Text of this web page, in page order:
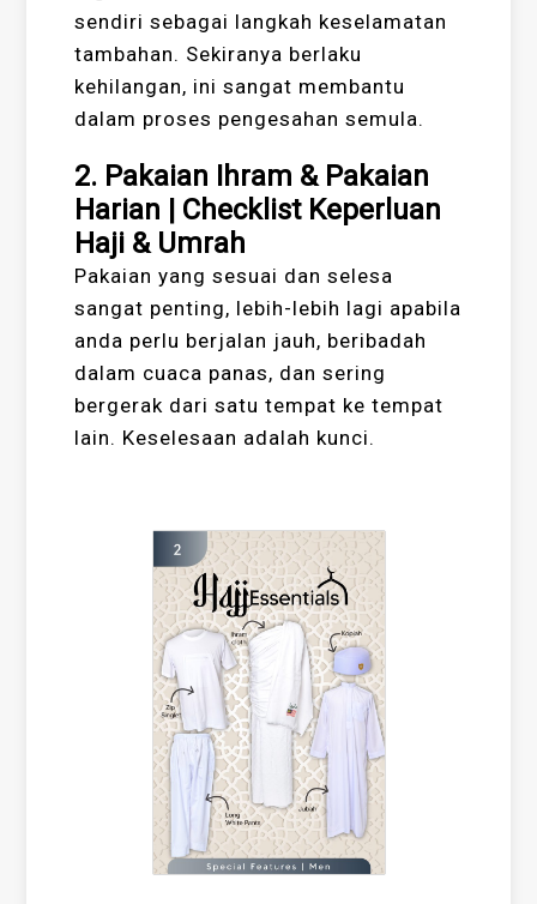
sendiri sebagai langkah keselamatan
tambahan. Sekiranya berlaku
kehilangan, ini sangat membantu
dalam proses pengesahan semula.
2. Pakaian Ihram & Pakaian
Harian | Checklist Keperluan
Haji & Umrah
Pakaian yang sesuai dan selesa
sangat penting, lebih-lebih lagi apabila
anda perlu berjalan jauh, beribadah
dalam cuaca panas, dan sering
bergerak dari satu tempat ke tempat
lain. Keselesaan adalah kunci.